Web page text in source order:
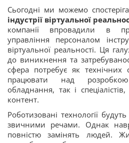
Сьогодні ми можемо
індустрії віртуальної
компанії впровадили в
управління персоналом
віртуальної реальності. Ця
до виникнення та
сфера потребує як технічних
працювати над
обладнання, так і
контент.
Роботизовані технології
звичними речами. Однак
повністю замінять людей.